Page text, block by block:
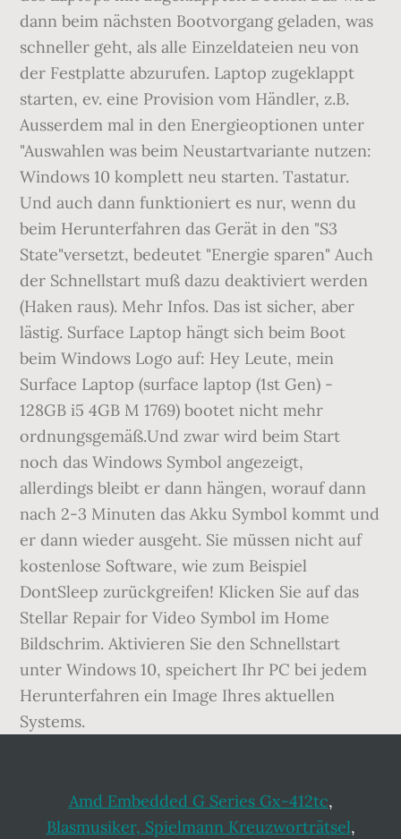
Amd Embedded G Series Gx-412tc,
Blasmusiker, Spielmann Kreuzworträtsel,